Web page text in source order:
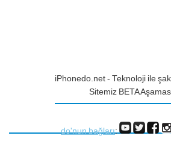
iPhonedo.net - Teknoloji ile
Sitemiz BETA
do'nun bağları: